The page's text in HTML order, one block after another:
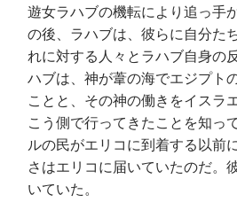
遊女ラハブの機転により追っ手
の後、ラハブは、彼らに自分た
れに対する人々とラハブ自身の
ハブは、神が葦の海でエジプト
ことと、その神の働きをイスラ
こう側で行ってきたことを知っ
ルの民がエリコに到着する以前
さはエリコに届いていたのだ。
いていた。